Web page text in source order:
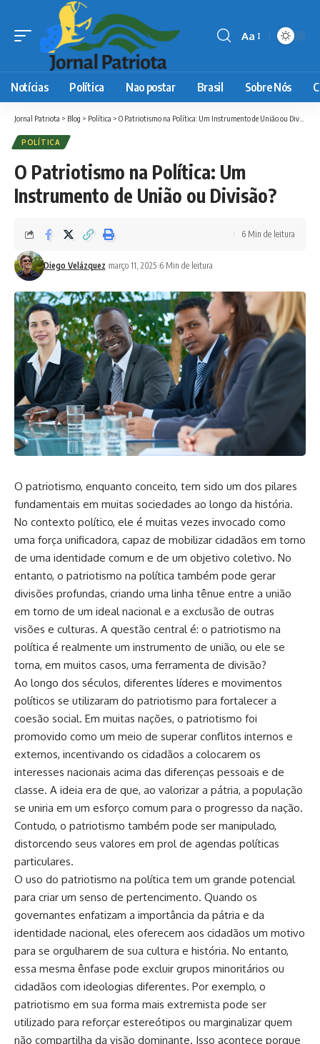
Font
Aa
Notícias Política Nao postar Brasil Sobre Nós
Jornal Patriota > Blog > Política > O Patriotismo na Política: Um Instrumento de União ou Divisão?
POLÍTICA
O Patriotismo na Política: Um
Instrumento de União ou Divisão?
Diego Velázquez março 11, 2025 6 Min de leitura
6 Min de leitura
O patriotismo, enquanto conceito, tem sido um dos pilares
fundamentais em muitas sociedades ao longo da história.
No contexto político, ele é muitas vezes invocado como
uma força unificadora, capaz de mobilizar cidadãos em torno
de uma identidade comum e de um objetivo coletivo. No
entanto, o patriotismo na política também pode gerar
divisões profundas, criando uma linha tênue entre a união
em torno de um ideal nacional e a exclusão de outras
visões e culturas. A questão central é: o patriotismo na
política é realmente um instrumento de união, ou ele se
torna, em muitos casos, uma ferramenta de divisão?
Ao longo dos séculos, diferentes líderes e movimentos
políticos se utilizaram do patriotismo para fortalecer a
coesão social. Em muitas nações, o patriotismo foi
promovido como um meio de superar conflitos internos e
externos, incentivando os cidadãos a colocarem os
interesses nacionais acima das diferenças pessoais e de
classe. A ideia era de que, ao valorizar a pátria, a população
se uniria em um esforço comum para o progresso da nação.
Contudo, o patriotismo também pode ser manipulado,
distorcendo seus valores em prol de agendas políticas
particulares.
O uso do patriotismo na política tem um grande potencial
para criar um senso de pertencimento. Quando os
governantes enfatizam a importância da pátria e da
identidade nacional, eles oferecem aos cidadãos um motivo
para se orgulharem de sua cultura e história. No entanto,
essa mesma ênfase pode excluir grupos minoritários ou
cidadãos com ideologias diferentes. Por exemplo, o
patriotismo em sua forma mais extremista pode ser
utilizado para reforçar estereótipos ou marginalizar quem
não compartilha da visão dominante. Isso acontece porque